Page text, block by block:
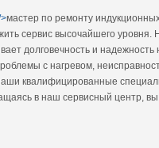
мастер по ремонту
сервис высочайшего
долговечность и надежность
с нагревом,
квалифицированные
в наш сервисный центр,